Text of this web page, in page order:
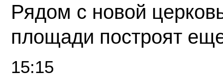
Рядом с новой
площади построят
15:15